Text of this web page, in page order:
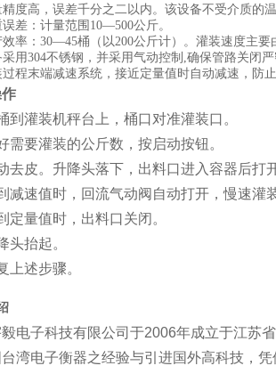
精度高，误差千分之二以内。该设备不受介质的
差：计量范围10—500公斤。
效率：30—45桶（以200公斤计）。灌装速度主
用304不锈钢，并采用气动控制,确保管路关闭严
程末端减速系统，接近定量值时自动减速，防止
到灌装机秤台上，桶口对准灌装口。
需要灌装的公斤数，按启动按钮。
去皮。升降头落下，出料口进入容器后打
减速值时，回流气动阀自动打开，慢速灌装
定量值时，出料口关闭。
头抬起。
上述步骤。
毅电子科技有限公司于2006年成立于江苏
湾电子衡器之经验与引进国外高科技，